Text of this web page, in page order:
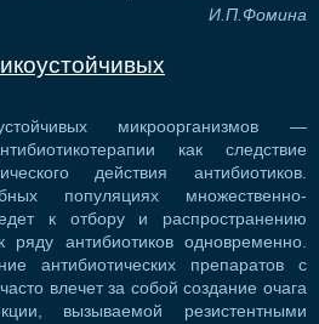
И.П.Фомина
микроорганизмов —
как следствие
действия антибиотиков.
популяциях множественно-
к отбору и распространению
ряду антибиотиков одновременно.
антибиотических препаратов с
влечет за собой создание очага
вызываемой резистентными